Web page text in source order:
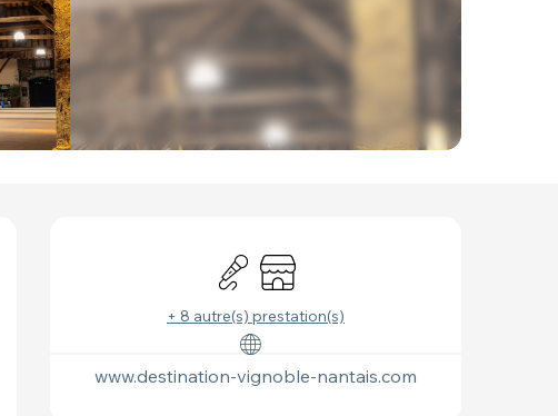
OUVERTURE ET
Animation
Boutique
+ 8 autre(s) prestation(s)
www.destination-vignoble-nantais.com